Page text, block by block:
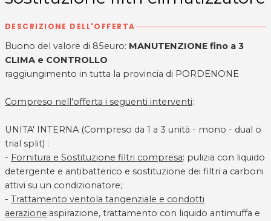
DESCRIZIONE DELL'OFFERTA
Buono del valore di 85euro: MANUTENZIONE fino a 3
CLIMA e CONTROLLO
raggiungimento in tutta la provincia di PORDENONE
Compreso nell'offerta i seguenti interventi:
UNITA' INTERNA (Compreso da 1 a 3 unità - mono - dual o
trial split) :
- Fornitura e Sostituzione filtri compresa: pulizia con liquido
detergente e antibatterico e sostituzione dei filtri a carboni
attivi su un condizionatore;
- Trattamento ventola tangenziale e condotti
aerazione:aspirazione, trattamento con liquido antimuffa e